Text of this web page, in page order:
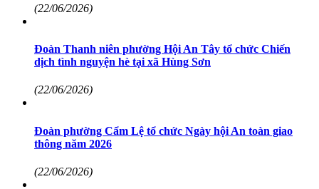
(22/06/2026)
Đoàn Thanh niên phường Hội An Tây tổ chức Chiến
dịch tình nguyện hè tại xã Hùng Sơn
(22/06/2026)
Đoàn phường Cẩm Lệ tổ chức Ngày hội An toàn giao
thông năm 2026
(22/06/2026)